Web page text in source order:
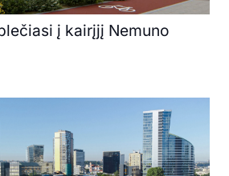
į kairįjį Nemuno